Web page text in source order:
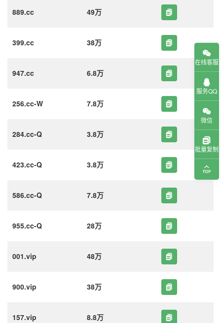
889.cc 49万
399.cc 38万
947.cc 6.8万
256.cc-W 7.8万
284.cc-Q 3.8万
423.cc-Q 3.8万
586.cc-Q 7.8万
955.cc-Q 28万
001.vip 48万
900.vip 38万
157.vip 8.8万
在线客服
服务QQ
微信
批量复制